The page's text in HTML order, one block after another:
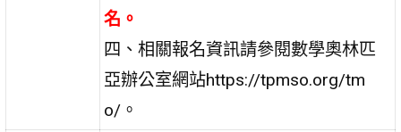
名。
四、相關報名資訊請參閱數學奧林匹
亞辦公室網站https://tpmso.org/tm
o/。